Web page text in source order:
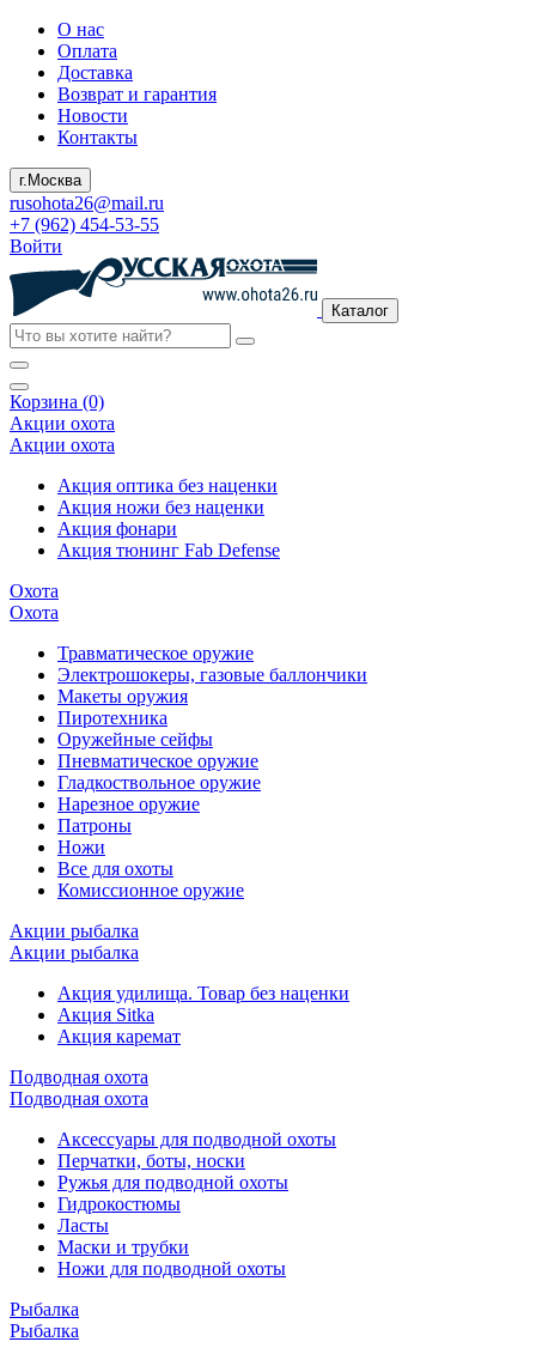
О нас
Оплата
Доставка
Возврат и гарантия
Новости
Контакты
г.Москва
rusohota26@mail.ru
+7 (962) 454-53-55
Войти
Каталог
Корзина (0)
Акции охота
Акции охота
Акция оптика без наценки
Акция ножи без наценки
Акция фонари
Акция тюнинг Fab Defense
Охота
Охота
Травматическое оружие
Электрошокеры, газовые баллончики
Макеты оружия
Пиротехника
Оружейные сейфы
Пневматическое оружие
Гладкоствольное оружие
Нарезное оружие
Патроны
Ножи
Все для охоты
Комиссионное оружие
Акции рыбалка
Акции рыбалка
Акция удилища. Товар без наценки
Акция Sitka
Акция каремат
Подводная охота
Подводная охота
Аксессуары для подводной охоты
Перчатки, боты, носки
Ружья для подводной охоты
Гидрокостюмы
Ласты
Маски и трубки
Ножи для подводной охоты
Рыбалка
Рыбалка